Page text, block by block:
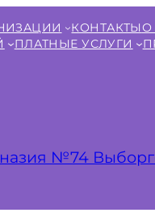
КОНТАКТЫО
ПЛАТНЫЕ УСЛУГИ
№74